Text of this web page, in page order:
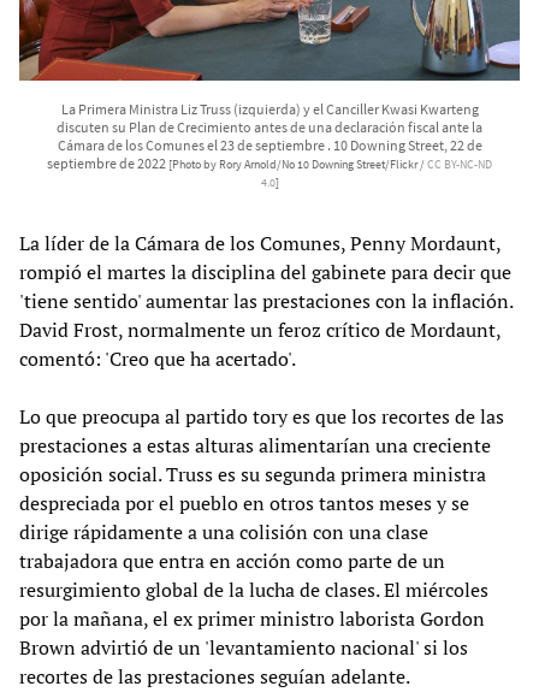
La Primera Ministra Liz Truss (izquierda) y el Canciller Kwasi Kwarteng
discuten su Plan de Crecimiento antes de una declaración fiscal ante la
Cámara de los Comunes el 23 de septiembre . 10 Downing Street, 22 de
septiembre de 2022 [Photo by Rory Arnold/No 10 Downing Street/Flickr /CC BY-NC-ND
4.0]
La líder de la Cámara de los Comunes, Penny Mordaunt,
rompió el martes la disciplina del gabinete para decir que
'tiene sentido' aumentar las prestaciones con la inflación.
David Frost, normalmente un feroz crítico de Mordaunt,
comentó: 'Creo que ha acertado'.
Lo que preocupa al partido tory es que los recortes de las
prestaciones a estas alturas alimentarían una creciente
oposición social. Truss es su segunda primera ministra
despreciada por el pueblo en otros tantos meses y se
dirige rápidamente a una colisión con una clase
trabajadora que entra en acción como parte de un
resurgimiento global de la lucha de clases. El miércoles
por la mañana, el ex primer ministro laborista Gordon
Brown advirtió de un 'levantamiento nacional' si los
recortes de las prestaciones seguían adelante.